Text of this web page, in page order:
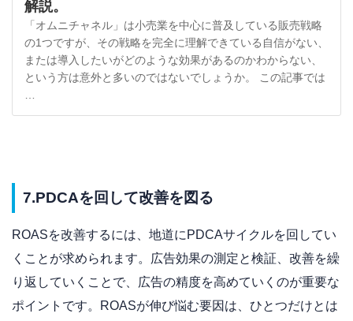
解説。
「オムニチャネル」は小売業を中心に普及している販売戦略
の1つですが、その戦略を完全に理解できている自信がない、
または導入したいがどのような効果があるのかわからない、
という方は意外と多いのではないでしょうか。 この記事では
…
7.PDCAを回して改善を図る
ROASを改善するには、地道にPDCAサイクルを回してい
くことが求められます。広告効果の測定と検証、改善を繰
り返していくことで、広告の精度を高めていくのが重要な
ポイントです。ROASが伸び悩む要因は、ひとつだけとは